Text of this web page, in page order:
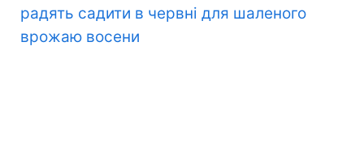
радять садити в червні для шаленого
врожаю восени